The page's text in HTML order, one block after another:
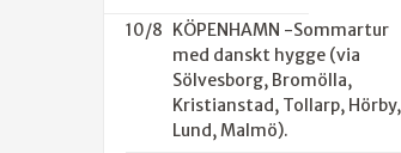
10/8 KÖPENHAMN -Sommartur
med danskt hygge (via
Sölvesborg, Bromölla,
Kristianstad, Tollarp, Hörby,
Lund, Malmö).